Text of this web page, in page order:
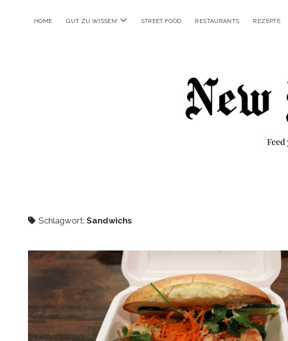
HOME GUT ZU WISSEN! Menü
STREET FOOD RESTAURANTS REZEPTE
Schlagwort: Sandwichs